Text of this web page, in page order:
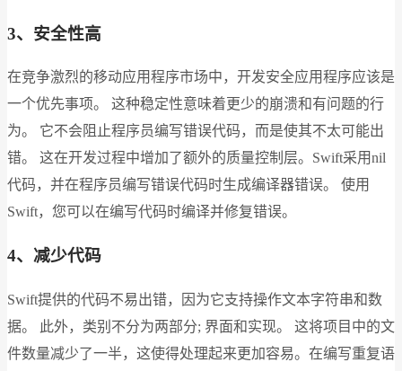
3、安全性高
在竞争激烈的移动应用程序市场中，开发安全应用程序应该是
一个优先事项。 这种稳定性意味着更少的崩溃和有问题的行
为。 它不会阻止程序员编写错误代码，而是使其不太可能出
错。 这在开发过程中增加了额外的质量控制层。Swift采用nil
代码，并在程序员编写错误代码时生成编译器错误。 使用
Swift，您可以在编写代码时编译并修复错误。
4、减少代码
Swift提供的代码不易出错，因为它支持操作文本字符串和数
据。 此外，类别不分为两部分; 界面和实现。 这将项目中的文
件数量减少了一半，这使得处理起来更加容易。在编写重复语